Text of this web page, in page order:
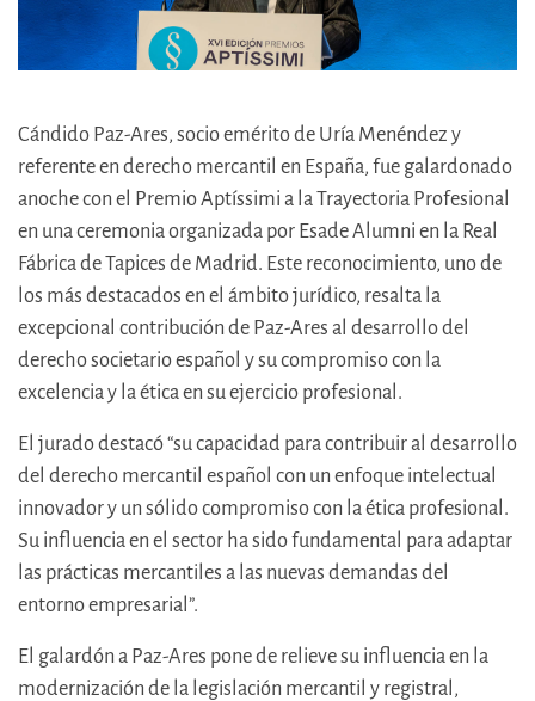
Cándido Paz-Ares, socio emérito de Uría Menéndez y
referente en derecho mercantil en España, fue galardonado
anoche con el Premio Aptíssimi a la Trayectoria Profesional
en una ceremonia organizada por Esade Alumni en la Real
Fábrica de Tapices de Madrid. Este reconocimiento, uno de
los más destacados en el ámbito jurídico, resalta la
excepcional contribución de Paz-Ares al desarrollo del
derecho societario español y su compromiso con la
excelencia y la ética en su ejercicio profesional.
El jurado destacó “su capacidad para contribuir al desarrollo
del derecho mercantil español con un enfoque intelectual
innovador y un sólido compromiso con la ética profesional.
Su influencia en el sector ha sido fundamental para adaptar
las prácticas mercantiles a las nuevas demandas del
entorno empresarial”.
El galardón a Paz-Ares pone de relieve su influencia en la
modernización de la legislación mercantil y registral,